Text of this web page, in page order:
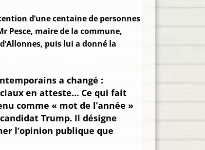
d’une centaine de personnes
Pesce, maire de la commune,
puis lui a donné la
a changé :
en atteste… Ce qui fait
comme « mot de l’année »
Trump. Il désigne
l’opinion publique que